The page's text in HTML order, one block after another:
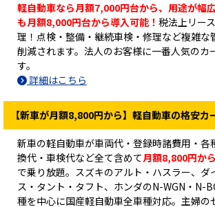
軽自動車なら月額7,000円台から、用途が幅
も月額8,000円台から導入可能！ 税法上リー
理！点検・整備・継続車検・修理など複雑な
削減されます。法人のお客様に一番人気のカ
す。
詳細はこちら
【新車が月額8,800円から】軽自動車の格安カ
新車の軽自動車が車両代・登録時諸費用・各
換代・車検代など全て含めて月額8,800円か
で乗り放題。スズキのアルト・ハスラー、ダ
ス・タント・タフト、ホンダのN-WGN・N-
種を中心に国産軽自動車全車種対応。主婦の